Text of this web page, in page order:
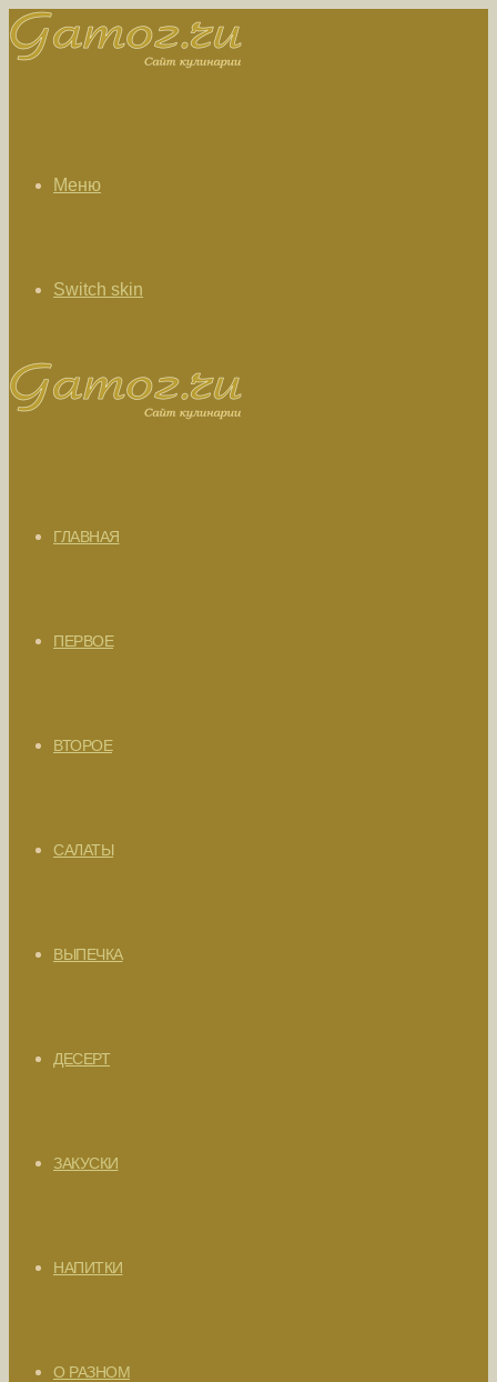
Меню
Switch skin
ГЛАВНАЯ
ПЕРВОЕ
ВТОРОЕ
САЛАТЫ
ВЫПЕЧКА
ДЕСЕРТ
ЗАКУСКИ
НАПИТКИ
О РАЗНОМ